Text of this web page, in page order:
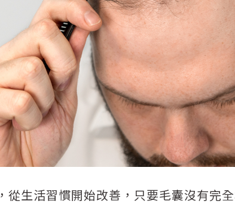
，從生活習慣開始改善，只要毛囊沒有完